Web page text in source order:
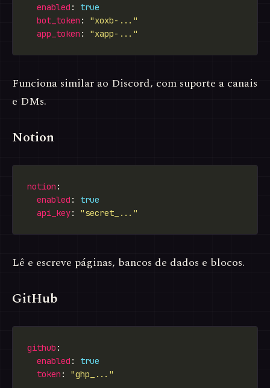
enabled : true
bot_token : "xoxb-..."
app_token : "xapp-..."
Funciona similar ao Discord, com suporte a canais
e DMs.
Notion
notion
enabled : true
api_key: "secret_..."
Lê e escreve páginas, bancos de dados e blocos.
GitHub
github
enabled : true
token : "ghp_..."